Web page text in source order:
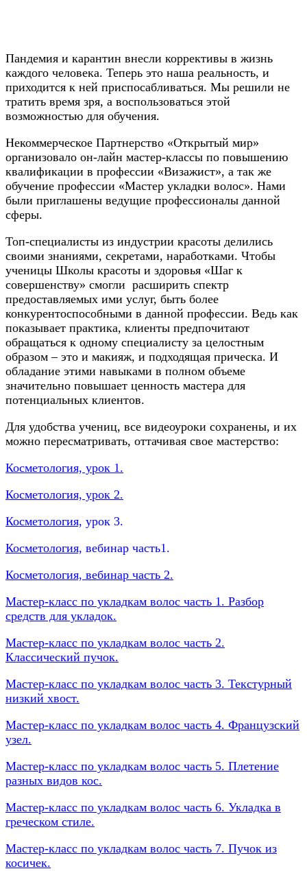
Пандемия и карантин внесли коррективы в жизнь
каждого человека. Теперь это наша реальность, и
приходится к ней приспосабливаться. Мы решили не
тратить время зря, а воспользоваться этой
возможностью для обучения.
Некоммерческое Партнерство «Открытый мир»
организовало он-лайн мастер-классы по повышению
квалификации в профессии «Визажист», а так же
обучение профессии «Мастер укладки волос». Нами
были приглашены ведущие профессионалы данной
сферы.
Топ-специалисты из индустрии красоты делились
своими знаниями, секретами, наработками. Чтобы
ученицы Школы красоты и здоровья «Шаг к
совершенству» смогли расширить спектр
предоставляемых ими услуг, быть более
конкурентоспособными в данной профессии. Ведь как
показывает практика, клиенты предпочитают
обращаться к одному специалисту за целостным
образом – это и макияж, и подходящая прическа. И
обладание этими навыками в полном объеме
значительно повышает ценность мастера для
потенциальных клиентов.
Для удобства учениц, все видеоуроки сохранены, и их
можно пересматривать, оттачивая свое мастерство:
Косметология, урок 1.
Косметология, урок 2.
Косметология, урок 3.
Косметология, вебинар часть1.
Косметология, вебинар часть 2.
Мастер-класс по укладкам волос часть 1. Разбор
средств для укладок.
Мастер-класс по укладкам волос часть 2.
Классический пучок.
Мастер-класс по укладкам волос часть 3. Текстурный
низкий хвост.
Мастер-класс по укладкам волос часть 4. Французский
узел.
Мастер-класс по укладкам волос часть 5. Плетение
разных видов кос.
Мастер-класс по укладкам волос часть 6. Укладка в
греческом стиле.
Мастер-класс по укладкам волос часть 7. Пучок из
косичек.